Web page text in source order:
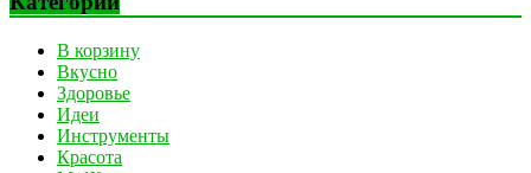
В корзину
Вкусно
Здоровье
Идеи
Инструменты
Красота